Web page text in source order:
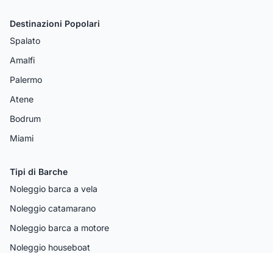
Destinazioni Popolari
Spalato
Amalfi
Palermo
Atene
Bodrum
Miami
Tipi di Barche
Noleggio barca a vela
Noleggio catamarano
Noleggio barca a motore
Noleggio houseboat